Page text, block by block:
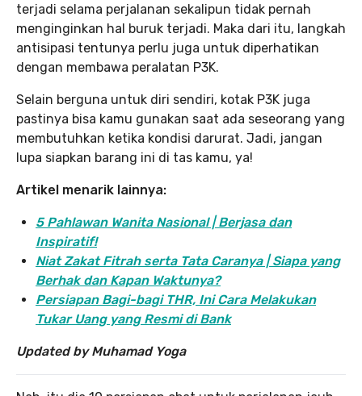
terjadi selama perjalanan sekalipun tidak pernah
menginginkan hal buruk terjadi. Maka dari itu, langkah
antisipasi tentunya perlu juga untuk diperhatikan
dengan membawa peralatan P3K.
Selain berguna untuk diri sendiri, kotak P3K juga
pastinya bisa kamu gunakan saat ada seseorang yang
membutuhkan ketika kondisi darurat. Jadi, jangan
lupa siapkan barang ini di tas kamu, ya!
Artikel menarik lainnya:
5 Pahlawan Wanita Nasional | Berjasa dan
Inspiratif!
Niat Zakat Fitrah serta Tata Caranya | Siapa yang
Berhak dan Kapan Waktunya?
Persiapan Bagi-bagi THR, Ini Cara Melakukan
Tukar Uang yang Resmi di Bank
Updated by Muhamad Yoga